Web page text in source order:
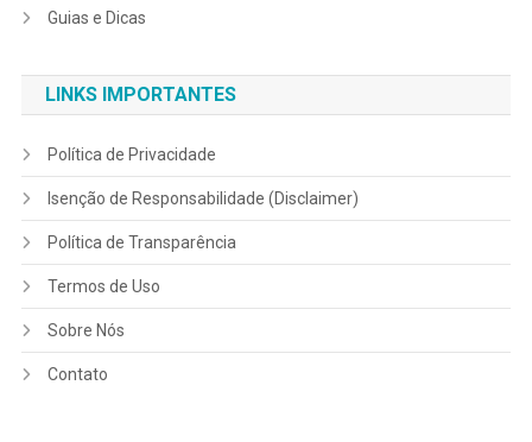
Guias e Dicas
LINKS IMPORTANTES
Política de Privacidade
Isenção de Responsabilidade (Disclaimer)
Política de Transparência
Termos de Uso
Sobre Nós
Contato